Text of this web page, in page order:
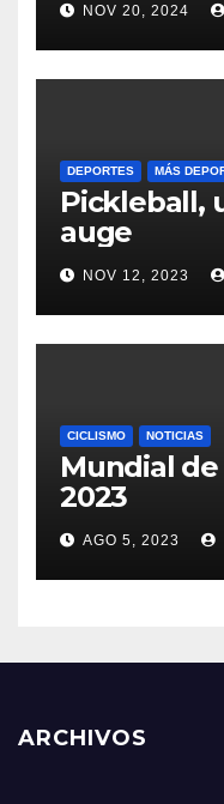
NOV 20, 2024
DEPORTES MÁS
Pickleball,
auge
NOV 12, 2023
CICLISMO NOTICIAS
Mundial
2023
AGO 5, 2023
ARCHIVOS